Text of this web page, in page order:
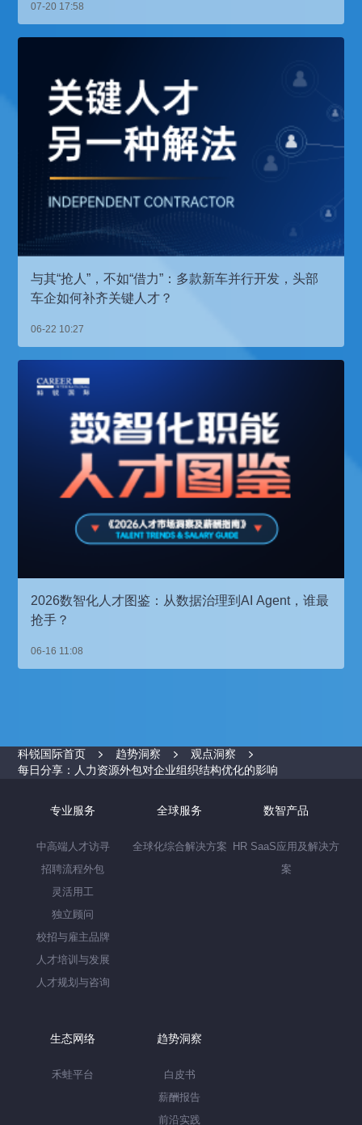
07-20 17:58
与其“抢人”，不如“借力”：多款新车并行开发，头部
车企如何补齐关键人才？
06-22 10:27
2026数智化人才图鉴：从数据治理到AI Agent，谁最
抢手？
06-16 11:08
科锐国际首页 趋势洞察
观点洞察
每日分享：人力资源外包对企业组织结构优化的影响
专业服务
中高端人才访寻
招聘流程外包
灵活用工
独立顾问
校招与雇主品牌
人才培训与发展
人才规划与咨询
全球服务
全球化综合解决方案
数智产品
HR SaaS应用及解决方
案
生态网络
禾蛙平台
趋势洞察
白皮书
薪酬报告
前沿实践